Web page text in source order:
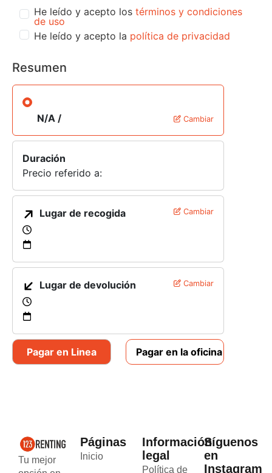
He leído y acepto los términos y condiciones
de uso
He leído y acepto la política de privacidad
Resumen
N/A / Cambiar
Duración
Precio referido a:
Lugar de recogida Cambiar
Lugar de devolución Cambiar
Pagar en Linea Pagar en la oficina
Tu mejor
Páginas
Inicio
Información
legal
Política de
Síguenos
en
Instagram